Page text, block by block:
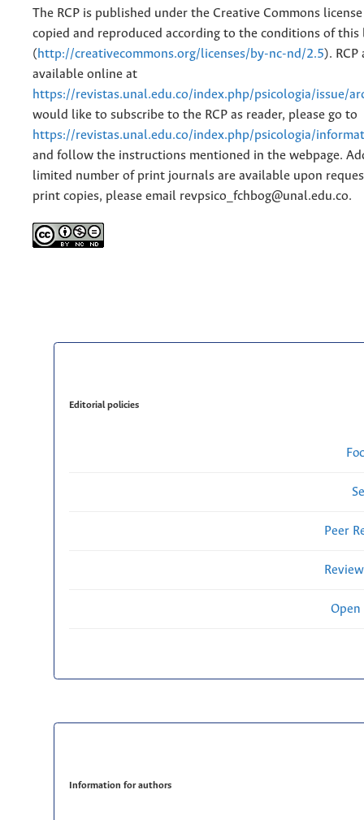
The RCP is published under the Creative Commons
copied and reproduced according to the conditions of this
(http://creativecommons.org/licenses/by-nc-nd/2.5).
available online at
https://revistas.unal.edu.co/index.php/psicologia/issue/
would like to subscribe to the RCP as reader, please go to
https://revistas.unal.edu.co/index.php/psicologia/
and follow the instructions mentioned in the webpage.
limited number of print journals are available upon
print copies, please email revpsico_fchbog@unal.edu.co.
Editorial policies
Peer
Open
Information for authors